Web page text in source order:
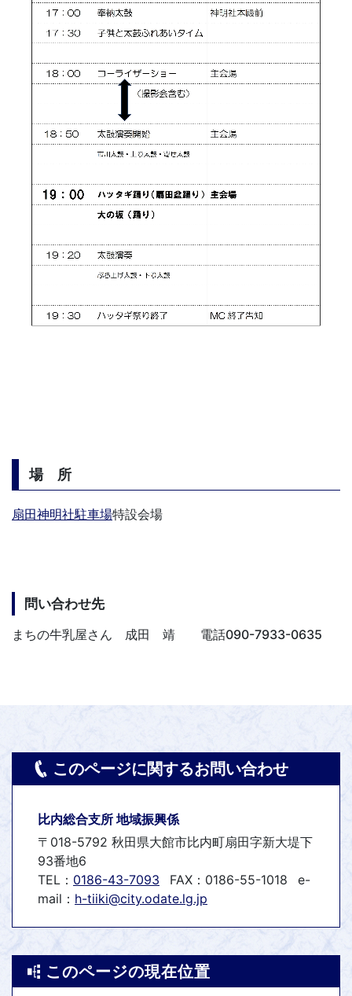
場 所
扇田神明社駐車場特設会場
問い合わせ先
まちの牛乳屋さん 成田 靖 電話090-7933-0635
このページに関するお問い合わせ
比内総合支所 地域振興係
〒018-5792 秋田県大館市比内町扇田字新大堤下
93番地6
TEL： 0186-43-7093 FAX：0186-55-1018
e-
mail： h-tiiki@city.odate.lg.jp
このページの現在位置